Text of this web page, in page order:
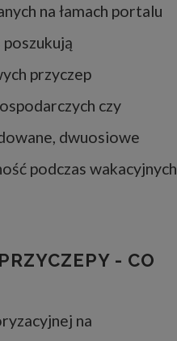
na łamach portalu
przyczep
czy
dwuosiowe
podczas wakacyjnych
- CO
na